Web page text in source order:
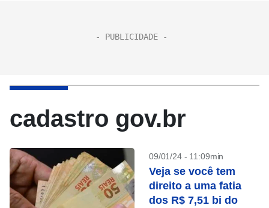
cadastro gov.br
09/01/24 - 11:09min
Veja se você tem
direito a uma fatia
dos R$ 7,51 bi do